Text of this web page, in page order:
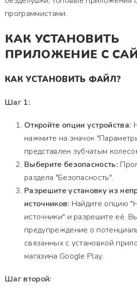
программистами.
КАК УСТАНОВИТЬ
ПРИЛОЖЕНИЕ С
КАК УСТАНОВИТЬ ФАЙЛ?
Шаг 1:
Откройте опции устройства:
нажмите на значок
представлен зубчатым
Выберите безопасность:
раздела "Безопасность".
Разрешите установку из
источников: Найдите опцию
источники" и разрешите её.
предупреждение о
связанных с установкой
магазина Google Play.
Шаг второй: